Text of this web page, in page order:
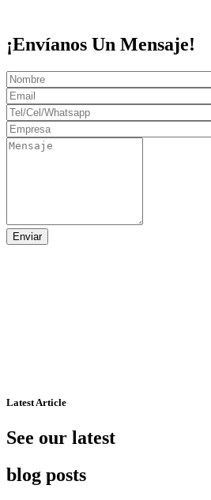
¡Envíanos Un Mensaje!
Latest Article
See our latest
blog posts